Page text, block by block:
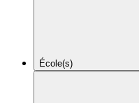
École(s)